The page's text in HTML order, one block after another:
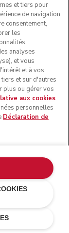
EMAIL QUAND IL SERA
DISPONIBLE
en
et
et tiers pour
de navigation
consentement,
les
analyses
et vous
et à vos
et sur d'autres
plus ou gérer vos
aux cookies.
personnelles
Déclaration de